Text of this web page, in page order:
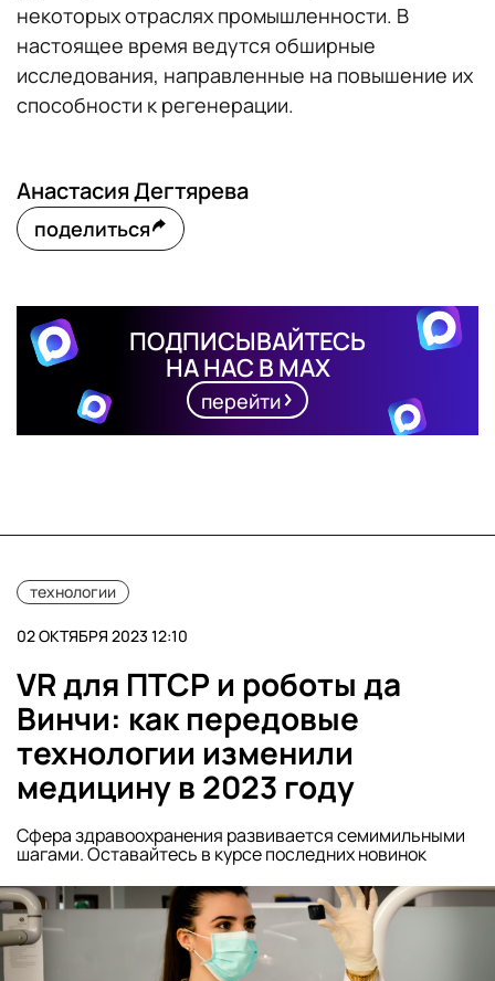
некоторых отраслях промышленности. В
настоящее время ведутся обширные
исследования, направленные на повышение их
способности к регенерации.
Анастасия Дегтярева
поделиться
ПОДПИСЫВАЙТЕСЬ
НА НАС В MAX
перейти
технологии
02 ОКТЯБРЯ 2023 12:10
VR для ПТСР и роботы да
Винчи: как передовые
технологии изменили
медицину в 2023 году
Сфера здравоохранения развивается семимильными
шагами. Оставайтесь в курсе последних новинок